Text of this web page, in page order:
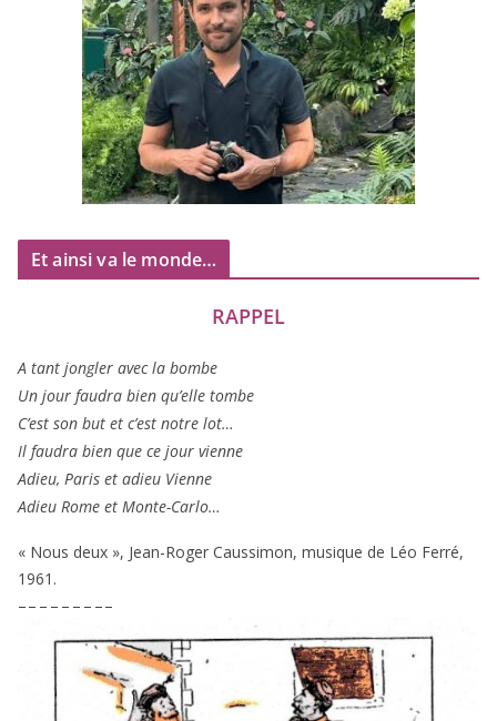
Et ainsi va le monde…
RAPPEL
A tant jon­gler avec la bombe
Un jour fau­dra bien qu’elle tombe
C’est son but et c’est notre lot…
Il fau­dra bien que ce jour vienne
Adieu, Paris et adieu Vienne
Adieu Rome et Monte-Carlo…
« Nous deux », Jean-Roger Caussimon, musique de Léo Ferré,
1961 .
– – – – – – – – –